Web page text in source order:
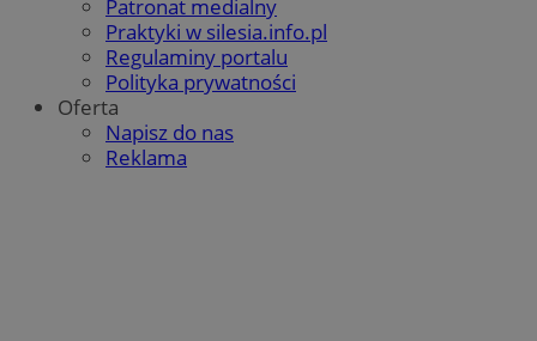
Patronat medialny
Praktyki w silesia.info.pl
Regulaminy portalu
Polityka prywatności
Oferta
Napisz do nas
Reklama
QeSessID orzesze.com.pl